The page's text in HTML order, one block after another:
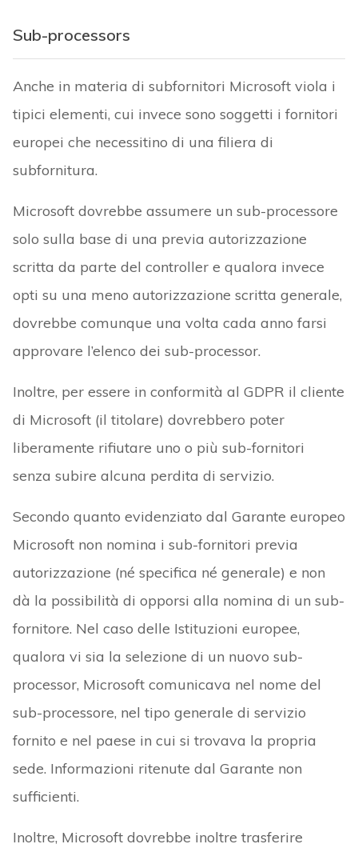
Sub-processors
Anche in materia di subfornitori Microsoft viola i
tipici elementi, cui invece sono soggetti i fornitori
europei che necessitino di una filiera di
subfornitura.
Microsoft dovrebbe assumere un sub-processore
solo sulla base di una previa autorizzazione
scritta da parte del controller e qualora invece
opti su una meno autorizzazione scritta generale,
dovrebbe comunque una volta cada anno farsi
approvare l’elenco dei sub-processor.
Inoltre, per essere in conformità al GDPR il cliente
di Microsoft (il titolare) dovrebbero poter
liberamente rifiutare uno o più sub-fornitori
senza subire alcuna perdita di servizio.
Secondo quanto evidenziato dal Garante europeo
Microsoft non nomina i sub-fornitori previa
autorizzazione (né specifica né generale) e non
dà la possibilità di opporsi alla nomina di un sub-
fornitore. Nel caso delle Istituzioni europee,
qualora vi sia la selezione di un nuovo sub-
processor, Microsoft comunicava nel nome del
sub-processore, nel tipo generale di servizio
fornito e nel paese in cui si trovava la propria
sede. Informazioni ritenute dal Garante non
sufficienti.
Inoltre, Microsoft dovrebbe inoltre trasferire